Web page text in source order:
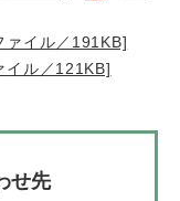
ァイル／191KB]
イル／121KB]
せ先